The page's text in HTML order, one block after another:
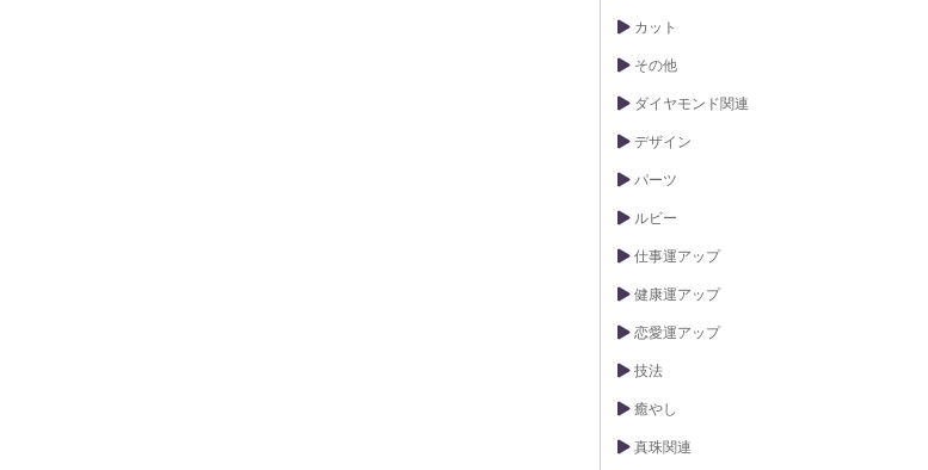
カット
その他
ダイヤモンド関連
デザイン
パーツ
ルビー
仕事運アップ
健康運アップ
恋愛運アップ
技法
癒やし
真珠関連